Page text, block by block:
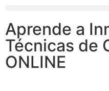
Aprende a
Técnicas de
ONLINE